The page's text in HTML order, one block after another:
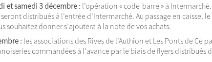
et samedi 3 décembre : l’opération « code-barre » à
distribués à l’entrée d’Intermarché. Au passage en caisse,
souhaitez donner s’ajoutera à la note de vos achats.
: les associations des Rives de l’Authion et Les Ponts de Cé
commandées à l’avance par le biais de flyers distribués